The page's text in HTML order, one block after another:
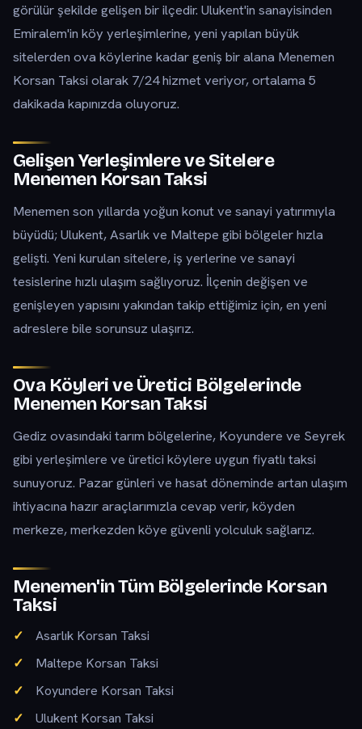
görülür şekilde gelişen bir ilçedir. Ulukent'in sanayisinden
Emiralem'in köy yerleşimlerine, yeni yapılan büyük
sitelerden ova köylerine kadar geniş bir alana Menemen
Korsan Taksi olarak 7/24 hizmet veriyor, ortalama 5
dakikada kapınızda oluyoruz.
Gelişen Yerleşimlere ve Sitelere
Menemen Korsan Taksi
Menemen son yıllarda yoğun konut ve sanayi yatırımıyla
büyüdü; Ulukent, Asarlık ve Maltepe gibi bölgeler hızla
gelişti. Yeni kurulan sitelere, iş yerlerine ve sanayi
tesislerine hızlı ulaşım sağlıyoruz. İlçenin değişen ve
genişleyen yapısını yakından takip ettiğimiz için, en yeni
adreslere bile sorunsuz ulaşırız.
Ova Köyleri ve Üretici Bölgelerinde
Menemen Korsan Taksi
Gediz ovasındaki tarım bölgelerine, Koyundere ve Seyrek
gibi yerleşimlere ve üretici köylere uygun fiyatlı taksi
sunuyoruz. Pazar günleri ve hasat döneminde artan ulaşım
ihtiyacına hazır araçlarımızla cevap verir, köyden
merkeze, merkezden köye güvenli yolculuk sağlarız.
Menemen'in Tüm Bölgelerinde Korsan
Taksi
Asarlık Korsan Taksi
Maltepe Korsan Taksi
Koyundere Korsan Taksi
Ulukent Korsan Taksi